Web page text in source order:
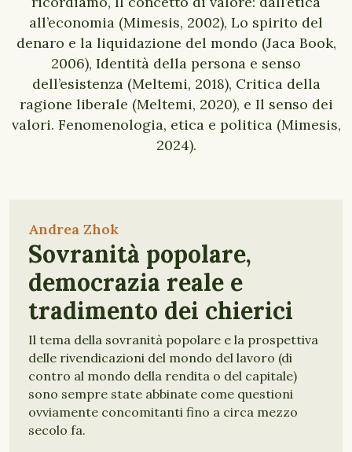
Andrea Zhok
Sovranità popolare,
democrazia reale e
tradimento dei chierici
Il tema della sovranità popolare e la prospettiva
delle rivendicazioni del mondo del lavoro (di
contro al mondo della rendita o del capitale)
sono sempre state abbinate come questioni
ovviamente concomitanti fino a circa mezzo
secolo fa.